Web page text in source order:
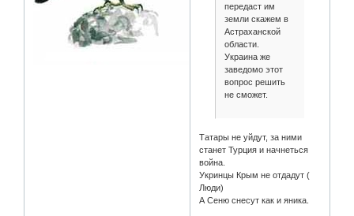
передаст им
земли скажем в
Астраханской
области.
Украина же
заведомо этот
вопрос решить
не сможет.
Татары не уйдут, за ними
станет Турция и начнеться
война.
Укринцы Крым не отдадут (
Люди)
А Сеню снесут как и яника.